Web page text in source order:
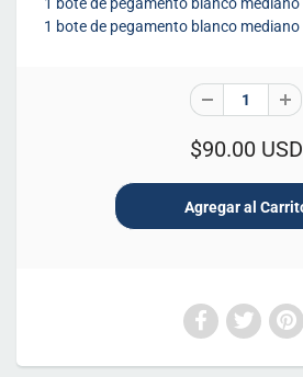
1 bote de pegamento blanco mediano
1 bote de pegamento blanco mediano
$90.00 USD